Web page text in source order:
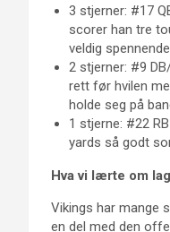
3 stjerner: #17
scorer han tre
veldig
2 stjerner: #9
rett før hvilen
holde seg på
1 stjerne: #22 RB
yards så godt
Hva vi lærte om
Vikings har mange
en del med den